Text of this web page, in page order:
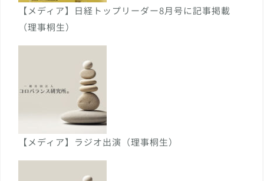
【メディア】日経トップリーダー8月号に記事掲載
（理事桐生）
【メディア】ラジオ出演（理事桐生）